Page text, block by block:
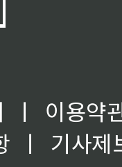
ㅣ
이용약
ㅣ
기사제